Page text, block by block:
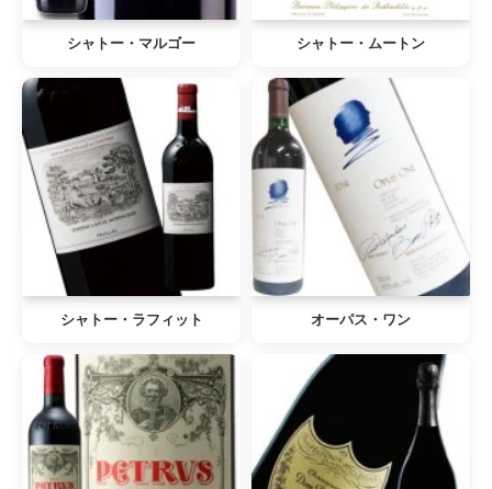
シャトー・マルゴー シャトー・ムートン
シャトー・ラフィット オーパス・ワン